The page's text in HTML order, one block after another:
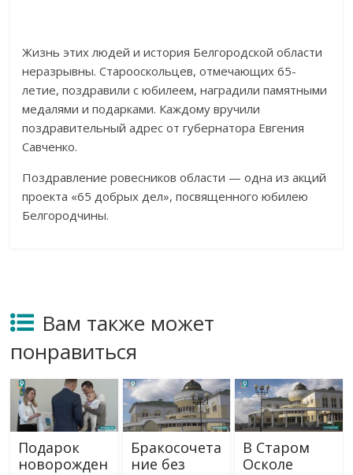
Жизнь этих людей и история Белгородской области
неразрывны. Старооскольцев, отмечающих65-
летие, поздравили с юбилеем, наградили памятными
медалями и подарками. Каждому вручили
поздравительный адрес от губернатора Евгения
Савченко.
Поздравление ровесников области — одна из акций
проекта «65 добрых дел», посвященного юбилею
Белгородчины.
Вам также может
понравиться
Подарок
новорожден
Бракосочета
ние без
В Старом
Осколе